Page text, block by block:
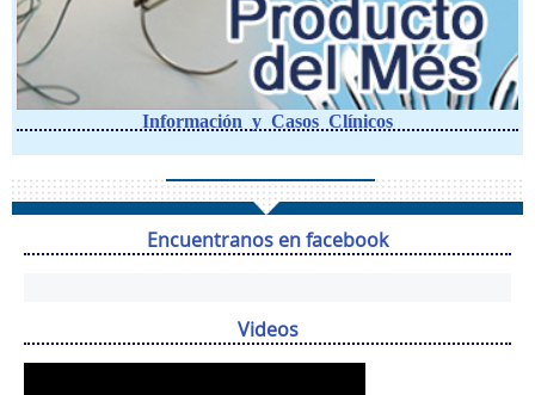
Información y Casos Clínicos
Encuentranos en facebook
Videos